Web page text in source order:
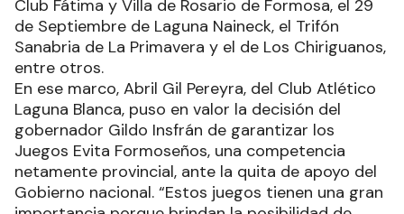
Club Fátima y Villa de Rosario de Formosa, el 29
de Septiembre de Laguna Naineck, el Trifón
Sanabria de La Primavera y el de Los Chiriguanos,
entre otros.
En ese marco, Abril Gil Pereyra, del Club Atlético
Laguna Blanca, puso en valor la decisión del
gobernador Gildo Insfrán de garantizar los
Juegos Evita Formoseños, una competencia
netamente provincial, ante la quita de apoyo del
Gobierno nacional. “Estos juegos tienen una gran